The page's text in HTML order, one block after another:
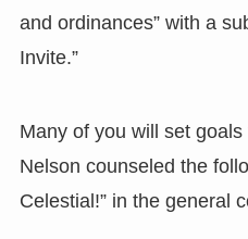
and ordinances” with a
Invite.”
Many of you will set
Nelson counseled the
Celestial!” in the general